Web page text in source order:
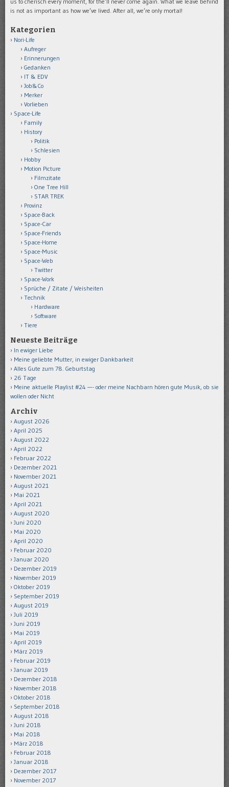
is not as important as how we’ve lived. After all, we’re only mortal!
Kategorien
Nori-Life
Aufreger
Erinnerungen
Gedanken
IT & EDV
Job&Co
Merker
Vorlieben
Space-Life
Family
History
Politik
Schlesien
Hobby
Motion Picture
Filmzitate
One Tree Hill
STAR TREK
Provinz
Space-Back
Space-Car
Space-Friends
Space-Home
Space-Music
Space-Web
Twitter
Space-Work
Sprüche / Zitate / Weisheiten
Technik
Hardware
Software
Tiere
Neueste Beiträge
In ewiger Liebe
Meine geliebte Mutter, in ewiger Dankbarkeit
Alles Gute zum 78. Geburtstag
26 Tage
Meine aktuelle Playlist #24 —- oder meine Nachbarn hören gute Musik, ob sie
wollen oder Nicht
Archiv
August 2026
April 2025
August 2022
April 2022
Februar 2022
Dezember 2021
November 2021
August 2021
Mai 2021
April 2021
August 2020
Juni 2020
Mai 2020
April 2020
Februar 2020
Januar 2020
Dezember 2019
November 2019
Oktober 2019
September 2019
August 2019
Juli 2019
Juni 2019
Mai 2019
April 2019
März 2019
Februar 2019
Januar 2019
Dezember 2018
November 2018
Oktober 2018
September 2018
August 2018
Juni 2018
Mai 2018
März 2018
Februar 2018
Januar 2018
Dezember 2017
November 2017